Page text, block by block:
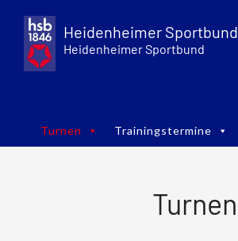
content
Heidenheimer Sportbund
Heidenheimer Sportbund
Turnen Trainingstermine
Turnen